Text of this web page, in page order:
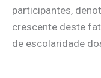
participantes,
crescente deste
de escolaridade